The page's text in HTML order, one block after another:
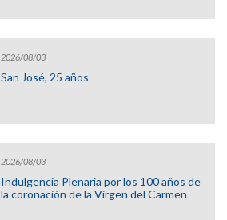
2026/08/03
San José, 25 años
2026/08/03
Indulgencia Plenaria por los 100 años de
la coronación de la Virgen del Carmen